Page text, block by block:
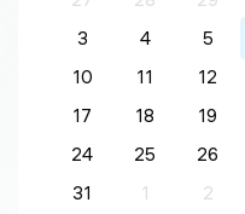
3
4 5
10
11 12
17
18 19
24
25 26
31
1 2